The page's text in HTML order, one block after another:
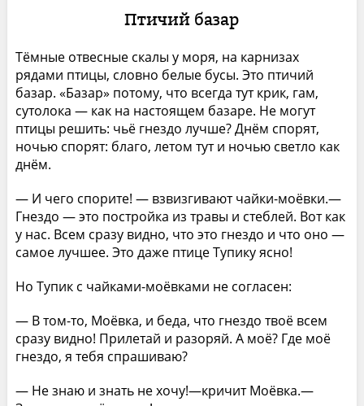
Птичий базар
Тёмные отвесные скалы у моря, на карнизах
рядами птицы, словно белые бусы. Это птичий
базар. «Базар» потому, что всегда тут крик, гам,
сутолока — как на настоящем базаре. Не могут
птицы решить: чьё гнездо лучше? Днём спорят,
ночью спорят: благо, летом тут и ночью светло как
днём.
— И чего спорите! — взвизгивают чайки-моёвки.—
Гнездо — это постройка из травы и стеблей. Вот как
у нас. Всем сразу видно, что это гнездо и что оно —
самое лучшее. Это даже птице Тупику ясно!
Но Тупик с чайками-моёвками не согласен:
— В том-то, Моёвка, и беда, что гнездо твоё всем
сразу видно! Прилетай и разоряй. А моё? Где моё
гнездо, я тебя спрашиваю?
— Не знаю и знать не хочу!—кричит Моёвка.—